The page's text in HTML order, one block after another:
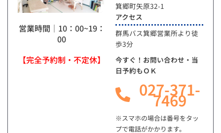
営業時間｜10：00~19：
00
【完全予約制・不定休】
箕郷町矢原32-1
アクセス
群馬バス箕郷営業所より徒
歩3分
今すぐ！お問い合わせ・当
日予約もＯＫ
027-371-
7469
※スマホの場合は番号をタッ
プで電話がかかります。